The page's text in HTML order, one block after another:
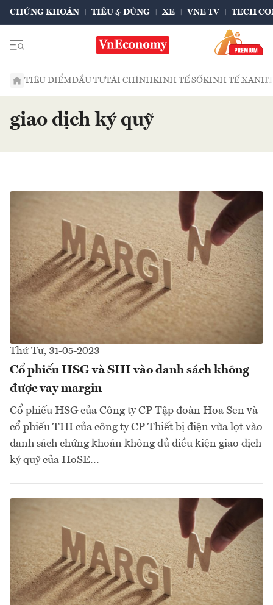
CHỨNG KHOÁN TIÊU & DÙNG XE VNE TV TECH
TIÊU ĐIỂMĐẦU TƯTÀI CHÍNHKINH TẾ SỐKINH TẾ XANH
giao dịch ký quỹ
Thứ Tư, 31-05-2023
Cổ phiếu HSG và SHI vào danh sách không
được vay margin
Cổ phiếu HSG của Công ty CP Tập đoàn Hoa Sen và
cổ phiếu THI của công ty CP Thiết bị điện vừa lọt vào
danh sách chứng khoán không đủ điều kiện giao dịch
ký quỹ của HoSE...